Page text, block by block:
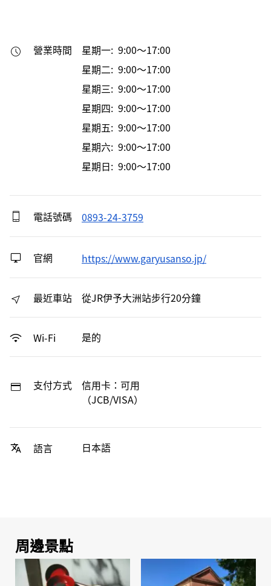
營業時間
星期一: 9:00～17:00
星期二: 9:00～17:00
星期三: 9:00～17:00
星期四: 9:00～17:00
星期五: 9:00～17:00
星期六: 9:00～17:00
星期日: 9:00～17:00
電話號碼 0893-24-3759
官網 https://www.garyusanso.jp/
最近車站 從JR伊予大洲站步行20分鐘
Wi-Fi 是的
支付方式
信用卡：可用
（JCB/VISA）
語言 日本語
周邊景點